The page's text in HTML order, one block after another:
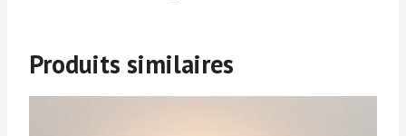
Produits similaires